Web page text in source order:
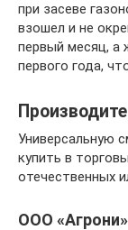
при засеве
взошел и не
первый месяц, а
первого года,
Универсальную
купить в
отечественных
ООО